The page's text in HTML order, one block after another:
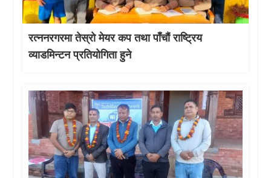
रत्ननरगरमा तेस्राे मेयर कप तथा पाँचौं राष्ट्रिय
व्याडमिन्टन प्रतियोगिता हुने